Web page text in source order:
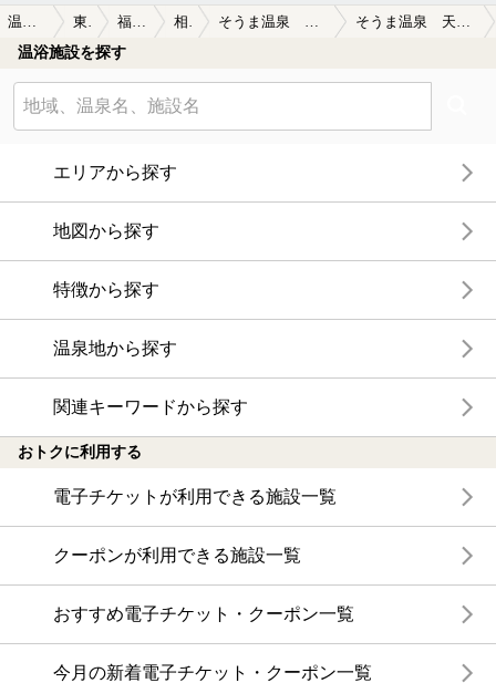
温浴施設を探す
エリアから探す
地図から探す
特徴から探す
温泉地から探す
関連キーワードから探す
おトクに利用する
電子チケットが利用できる施設一覧
クーポンが利用できる施設一覧
おすすめ電子チケット・クーポン一覧
今月の新着電子チケット・クーポン一覧